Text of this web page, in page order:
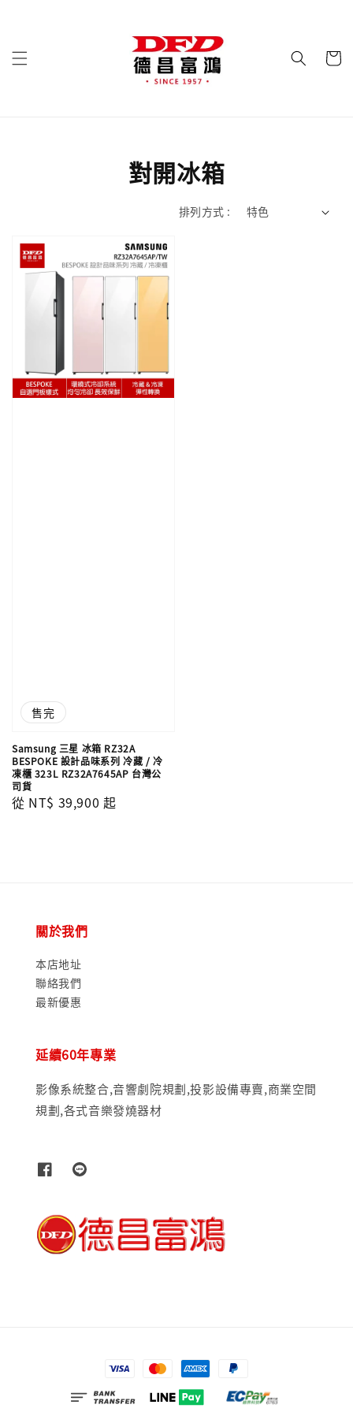
對開冰箱
排列方式 :
售完
Samsung 三星 冰箱 RZ32A
BESPOKE 設計品味系列 冷藏 / 冷
凍櫃 323L RZ32A7645AP 台灣公
司貨
Regular
從 NT$ 39,900 起
關於我們
本店地址
聯絡我們
最新優惠
延續60年專業
影像系統整合,音響劇院規劃,投影設備專賣,商業空間
規劃,各式音樂發燒器材